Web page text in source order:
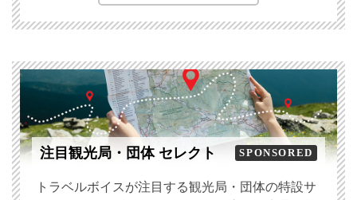
注目観光局・団体 セレクト SPONSORED
トラベルボイスが注目する観光局・団体の特設サ